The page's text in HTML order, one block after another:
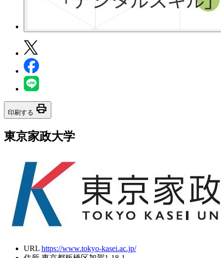
印刷する print
東京家政大学
URL https://www.tokyo-kasei.ac.jp/